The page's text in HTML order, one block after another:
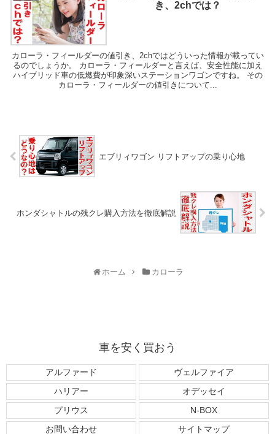
き、2chでは？
カローラ・フィールダーの値引き、2chではどういった情報が載ってい
るのでしょうか。 カローラ・フィールダーと言えば、安全性能に加え
ハイブリッド車の低燃費が印象深いステーションワゴンですね。 その
カローラ・フィールダーの値引きについて...
エブリィワゴン リフトアップの乗り心地
ホンダシャトルの残クレ購入方法を徹底解説
ホーム カローラ
車を安く買おう
アルファード
ヴェルファイア
ハリアー
オデッセイ
プリウス
N-BOX
お問い合わせ
サイトマップ